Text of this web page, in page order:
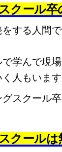
クール卒
する人間
学んで現
人 もいます
スクール
クールは